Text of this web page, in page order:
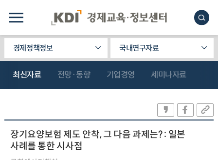
경제정책정보 국내연구자료
최신자료 전망·동향 기업경영 세미나자료
장기요양보험 제도 안착, 그 다음 과제는? : 일본
사례를 통한 시사점